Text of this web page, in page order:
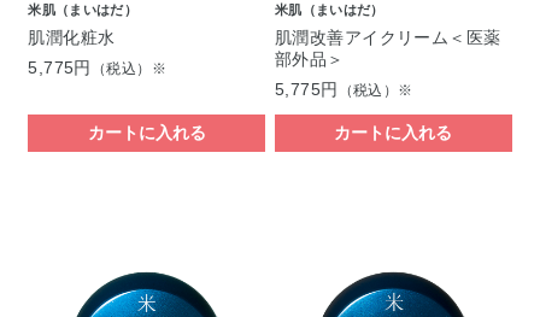
米肌（まいはだ）
肌潤化粧水
5,775円
（税込）※
カートに入れる
米肌（まいはだ）
肌潤改善アイクリーム＜医薬
部外品＞
5,775円
（税込）※
カートに入れる